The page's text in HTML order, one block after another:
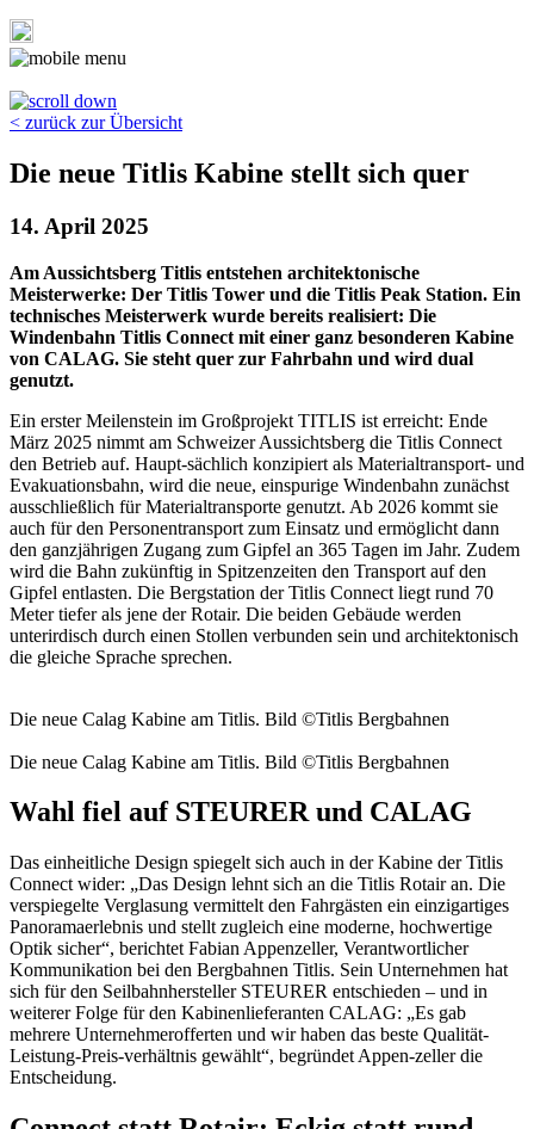
< zurück zur Übersicht
Die neue Titlis Kabine stellt sich quer
14. April 2025
Am Aussichtsberg Titlis entstehen architektonische
Meisterwerke: Der Titlis Tower und die Titlis Peak Station. Ein
technisches Meisterwerk wurde bereits realisiert: Die
Windenbahn Titlis Connect mit einer ganz besonderen Kabine
von CALAG. Sie steht quer zur Fahrbahn und wird dual
genutzt.
Ein erster Meilenstein im Großprojekt TITLIS ist erreicht: Ende
März 2025 nimmt am Schweizer Aussichtsberg die Titlis Connect
den Betrieb auf. Haupt-sächlich konzipiert als Materialtransport- und
Evakuationsbahn, wird die neue, einspurige Windenbahn zunächst
ausschließlich für Materialtransporte genutzt. Ab 2026 kommt sie
auch für den Personentransport zum Einsatz und ermöglicht dann
den ganzjährigen Zugang zum Gipfel an 365 Tagen im Jahr. Zudem
wird die Bahn zukünftig in Spitzenzeiten den Transport auf den
Gipfel entlasten. Die Bergstation der Titlis Connect liegt rund 70
Meter tiefer als jene der Rotair. Die beiden Gebäude werden
unterirdisch durch einen Stollen verbunden sein und architektonisch
die gleiche Sprache sprechen.
Die neue Calag Kabine am Titlis. Bild ©Titlis Bergbahnen
Die neue Calag Kabine am Titlis. Bild ©Titlis Bergbahnen
Wahl fiel auf STEURER und CALAG
Das einheitliche Design spiegelt sich auch in der Kabine der Titlis
Connect wider: „Das Design lehnt sich an die Titlis Rotair an. Die
verspiegelte Verglasung vermittelt den Fahrgästen ein einzigartiges
Panoramaerlebnis und stellt zugleich eine moderne, hochwertige
Optik sicher“, berichtet Fabian Appenzeller, Verantwortlicher
Kommunikation bei den Bergbahnen Titlis. Sein Unternehmen hat
sich für den Seilbahnhersteller STEURER entschieden – und in
weiterer Folge für den Kabinenlieferanten CALAG: „Es gab
mehrere Unternehmerofferten und wir haben das beste Qualität-
Leistung-Preis-verhältnis gewählt“, begründet Appen-zeller die
Entscheidung.